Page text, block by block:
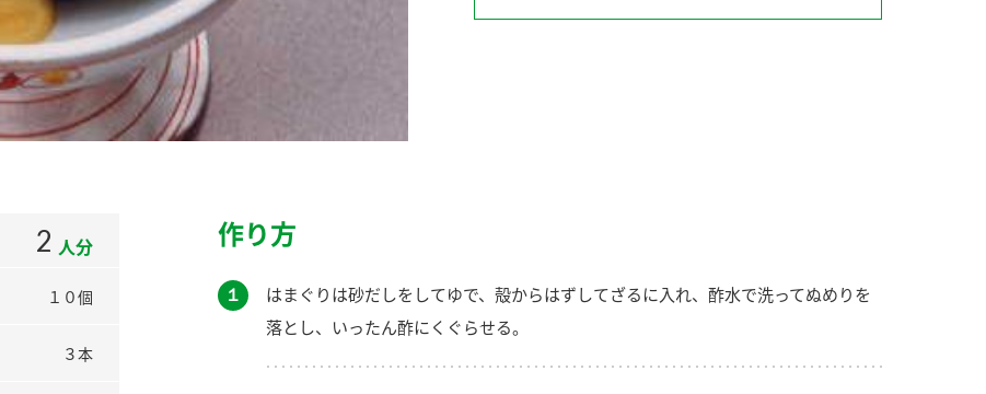
2 人分
１０個
３本
作り方
１
はまぐりは砂だしをしてゆで、殻からはずしてざるに入れ、酢水で洗ってぬめりを
落とし、いったん酢にくぐらせる。